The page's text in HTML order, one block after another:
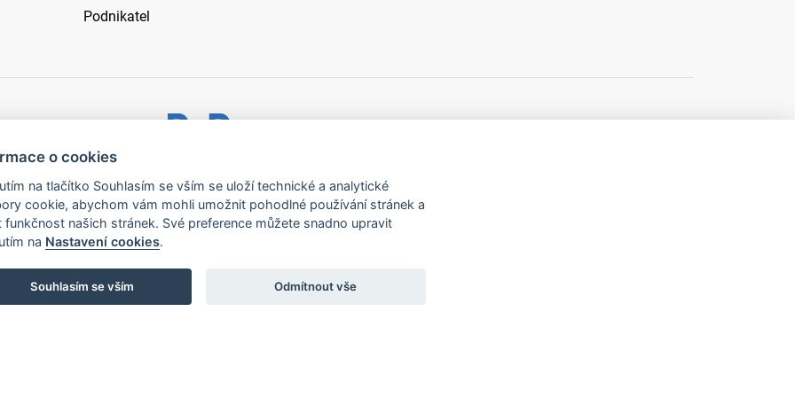
o cookies
na tlačítko Souhlasím se vším se uloží technické a analytické
cookie, abychom vám mohli umožnit pohodlné používání stránek a
funkčnost našich stránek. Své preference můžete snadno upravit
na Nastavení cookies.
Souhlasím se vším Odmítnout vše
Podnikatel